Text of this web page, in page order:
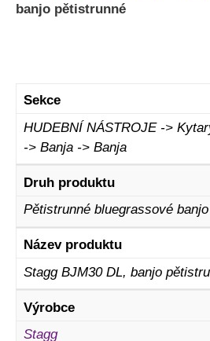
banjo pětistrunné
Sekce
HUDEBNÍ NÁSTROJE ->
-> Banja -> Banja
Druh produktu
Pětistrunné bluegrassové
Název produktu
Stagg BJM30 DL, banjo
Výrobce
Stagg